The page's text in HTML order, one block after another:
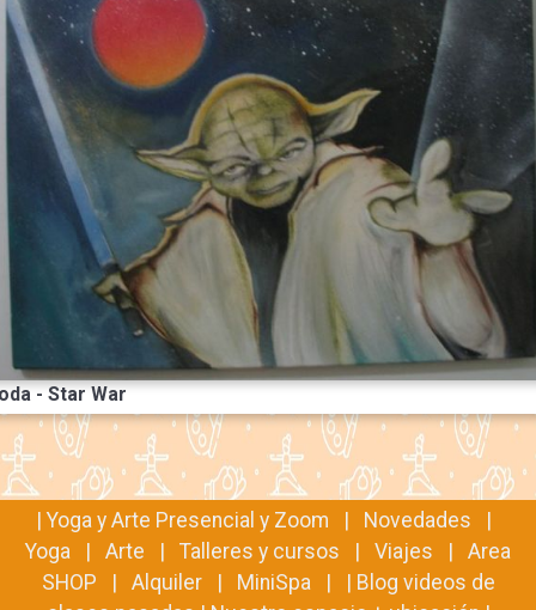
- Star War
Yoga y Arte Presencial y Zoom Novedades
Yoga
Arte Talleres y cursos Viajes
Area
SHOP
Alquiler| MiniSpa| |
Blog videos de